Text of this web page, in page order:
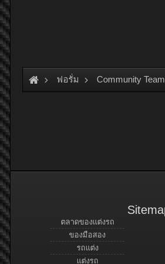
ฟอรั่ม Community
ตลาดของแต่งรถ
ของมือสอง
รถแต่ง
แต่งรถ